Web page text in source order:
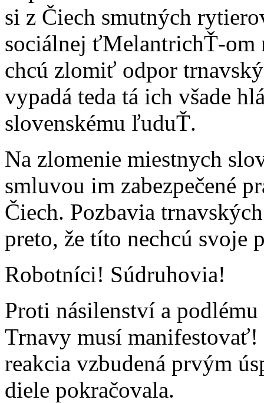
si z Čiech smutných
sociálnej ťMelantrichŤ-om
chcú zlomiť odpor
vypadá teda tá ich všade
slovenskému ľuduŤ.
Na zlomenie miestnych
smluvou im zabezpečené
Čiech. Pozbavia
preto, že títo nechcú svoje
Robotníci! Súdruhovia!
Proti násilenství a
Trnavy musí manifestovať!
reakcia vzbudená prvým
diele pokračovala.